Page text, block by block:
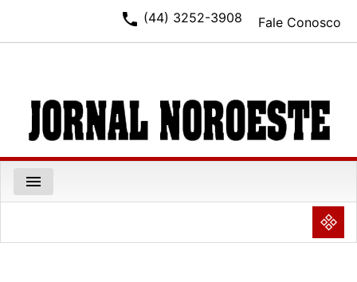
Fale Conosco
phone (44) 3252-3908
menu
NULL